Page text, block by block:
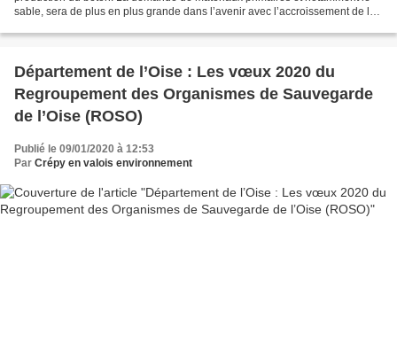
sable, sera de plus en plus grande dans l’avenir avec l’accroissement de la
Département de l’Oise : Les vœux 2020 du
Regroupement des Organismes de Sauvegarde
de l’Oise (ROSO)
Publié le 09/01/2020 à 12:53
Par Crépy en valois environnement